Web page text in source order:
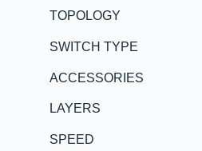
TOPOLOGY
SWITCH TYPE
ACCESSORIES
LAYERS
SPEED